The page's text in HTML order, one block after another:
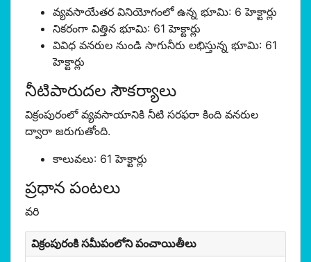
వ్యవసాయేతర వినియోగంలో ఉన్న భూమి: 6 హెక్టార్లు
నికరంగా విత్తిన భూమి: 61 హెక్టార్లు
వివిధ వనరుల నుండి సాగునీరు లభిస్తున్న భూమి: 61
హెక్టార్లు
నీటిపారుదల సౌకర్యాలు
విక్రంపురంలో వ్యవసాయానికి నీటి సరఫరా కింది వనరుల
ద్వారా జరుగుతోంది.
కాలువలు: 61 హెక్టార్లు
ప్రధాన పంటలు
వరి
విక్రంపురంకి సమీపంలోని పంచాయితీలు